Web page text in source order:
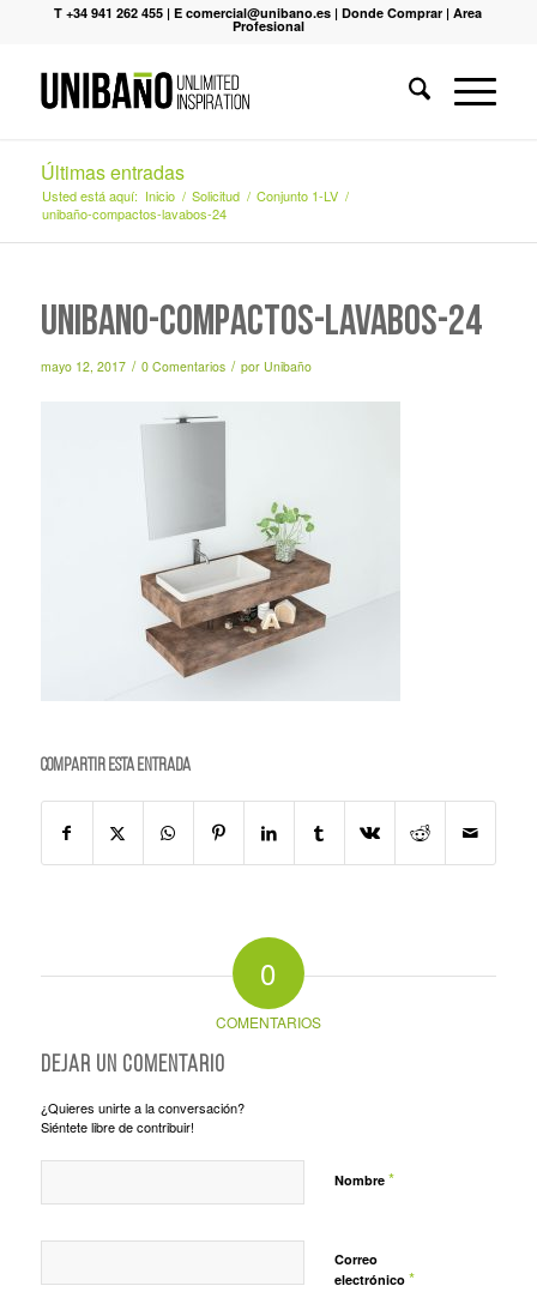
T +34 941 262 455 |E comercial@unibano.es |Donde Comprar |Area
Profesional
Últimas entradas
Usted está aquí: Inicio / Solicitud / Conjunto 1-LV /
unibaño-compactos-lavabos-24
unibaño-compactos-lavabos-24
mayo 12, 2017 / 0 Comentarios / por Unibaño
Compartir esta entrada
0
COMENTARIOS
Dejar un comentario
¿Quieres unirte a la conversación?
Siéntete libre de contribuir!
Nombre *
Correo
electrónico *